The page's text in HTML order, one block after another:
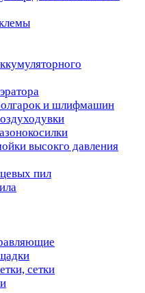
и шлифмашин
высокго давления
пил
сетки